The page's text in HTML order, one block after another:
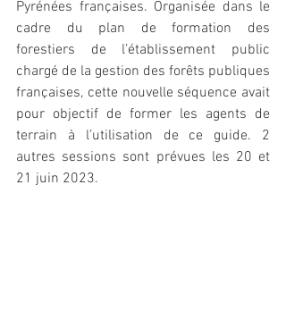
Pyrénées françaises. Organisée dans le
cadre du plan de formation des
forestiers de l’établissement public
chargé de la gestion des forêts publiques
françaises, cette nouvelle séquence avait
pour objectif de former les agents de
terrain à l’utilisation de ce guide. 2
autres sessions sont prévues les 20 et
21 juin 2023.